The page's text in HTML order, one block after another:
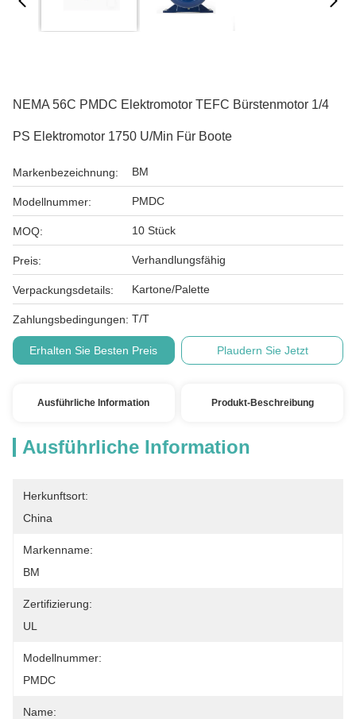
NEMA 56C PMDC Elektromotor TEFC Bürstenmotor 1/4
PS Elektromotor 1750 U/min Für Boote
Markenbezeichnung: BM
Modellnummer: PMDC
MOQ: 10 Stück
Preis: Verhandlungsfähig
Verpackungsdetails: Kartone/Palette
Zahlungsbedingungen: T/T
Erhalten Sie Besten Preis Plaudern Sie Jetzt
Ausführliche Information Produkt-Beschreibung
Ausführliche Information
Herkunftsort:
China
Markenname:
BM
Zertifizierung:
UL
Modellnummer:
PMDC
Name: